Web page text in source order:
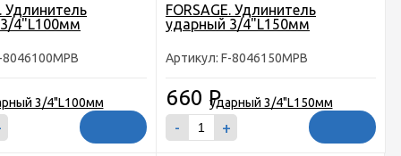
Удлинитель
4"L100мм
FORSAGE. Удлинитель
ударный 3/4"L150мм
Артикул: F-8046150MPB
660 Р
- +